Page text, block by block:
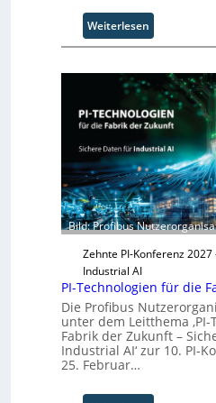
O
g
ä
h
s
t
w
e
i
t
e
r
Weiterlesen
S
l
d
S
y
s
t
e
m
T
e
m
r
i
t
Bild: Profibus
Zehnte PI-Konferenz
Industrial AI
PI-Technologien für die
Die Profibus
unter dem Leitthema
Fabrik der Zukunft –
Industrial AI‘ zur 10. PI-
25. Februar…